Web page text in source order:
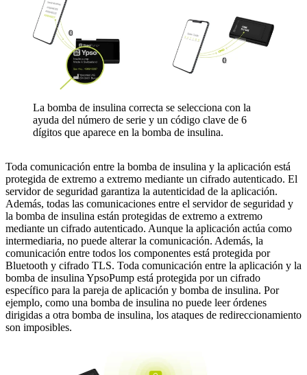
La bomba de insulina correcta se selecciona con la
ayuda del número de serie y un código clave de 6
dígitos que aparece en la bomba de insulina.
Toda comunicación entre la bomba de insulina y la aplicación está
protegida de extremo a extremo mediante un cifrado autenticado. El
servidor de seguridad garantiza la autenticidad de la aplicación.
Además, todas las comunicaciones entre el servidor de seguridad y
la bomba de insulina están protegidas de extremo a extremo
mediante un cifrado autenticado. Aunque la aplicación actúa como
intermediaria, no puede alterar la comunicación. Además, la
comunicación entre todos los componentes está protegida por
Bluetooth y cifrado TLS. Toda comunicación entre la aplicación y la
bomba de insulina YpsoPump está protegida por un cifrado
específico para la pareja de aplicación y bomba de insulina. Por
ejemplo, como una bomba de insulina no puede leer órdenes
dirigidas a otra bomba de insulina, los ataques de redireccionamiento
son imposibles.